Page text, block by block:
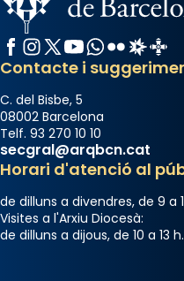
«Si vols saber què
Santes a Mataró»🥵.
Photo
View on Facebook
Arquebisbat de
2 weeks ago
Jaume, fill de
seu germà Joan i
acompanyava més
Facebook
Instagram
X / Twitter
YouTube
WhatsApp
FlickrRadio
Contacte i
C. del Bisbe, 5
08002 Barcelona
Telf. 93 270 10 10
secgral@arqbcn.cat
Horari d'atenció al
de dilluns a divendres, de 9 a
Visites a l'Arxiu Diocesà:
de dilluns a dijous, de 10 a 13 h.